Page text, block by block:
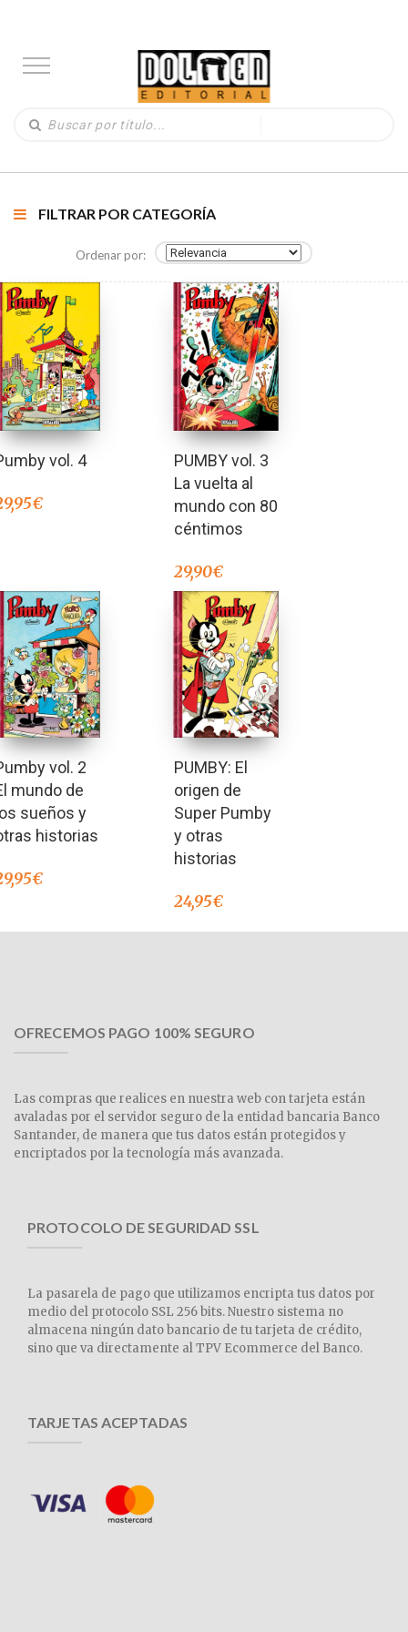
FILTRAR POR CATEGORÍA
Ordenar por:
vol. 4
€
PUMBY vol. 3
La vuelta al
mundo con 80
céntimos
29,90€
vol. 2
mundo de
sueños y
historias
€
PUMBY: El
origen de
Super Pumby
y otras
historias
24,95€
OFRECEMOS PAGO 100% SEGURO
Las compras que realices en nuestra web con tarjeta están
avaladas por el servidor seguro de la entidad bancaria Banco
Santander, de manera que tus datos están protegidos y
encriptados por la tecnología más avanzada.
PROTOCOLO DE SEGURIDAD SSL
La pasarela de pago que utilizamos encripta tus datos por
medio del protocolo SSL 256 bits. Nuestro sistema no
almacena ningún dato bancario de tu tarjeta de crédito,
sino que va directamente al TPV Ecommerce del Banco.
TARJETAS ACEPTADAS